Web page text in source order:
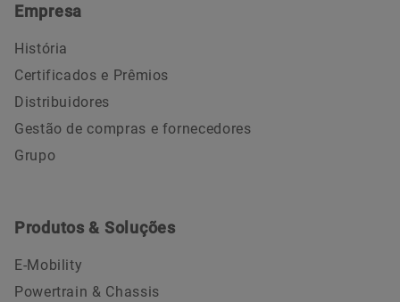
Empresa
História
Certificados e Prêmios
Distribuidores
Gestão de compras e fornecedores
Grupo
Produtos & Soluções
E-Mobility
Powertrain & Chassis